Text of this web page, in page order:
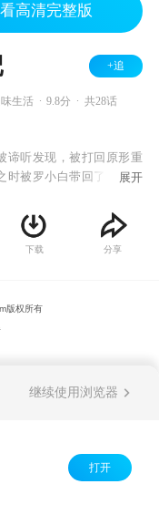
高清完整版
+追
生活 9.8分 共28话
谛听发现，被打回原形重
时被罗小白带回了家，起
师父交给自己的任务。
给自己的任务又回到了
会是什么呢？
展开
下载 分享
版权所有
继续使用浏览器
打开